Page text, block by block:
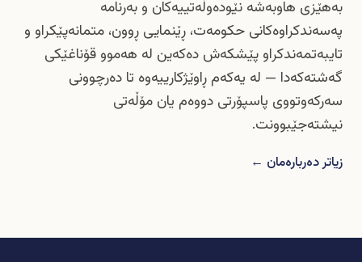
بەهێزی هاوبەشە نێودەوڵەتییەکان و بەرنامە
پەسەندکراوەکانی حکومەت، ڕێنمایی ڕوون، متمانەپێکراو و
تایبەتمەندکراو پێشکەش دەکەین لە هەموو قۆناغێکی
گەشتەکەدا — لە یەکەم ڕاوێژکارییەوە تا دەرچوونی
سەرکەوتووی پاسپۆرتی دووەم یان مۆڵەتی
نیشتەجێبوونت.
زیاتر دەربارەمان ←